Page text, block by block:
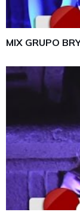
MIX GRUPO